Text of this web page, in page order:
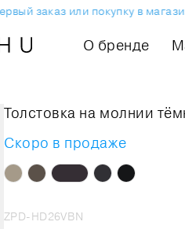
заказ или покупку в
О бренде
Толстовка на молнии
Скоро в продаже
ZPD-HD26VBN